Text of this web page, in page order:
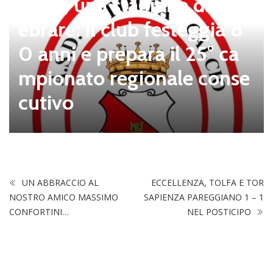
ebrare: il club festeggia 8
0 anni e prepara il 25° ca
mpionato regionale conse
cutivo
UN ABBRACCIO AL
NOSTRO AMICO MASSIMO
CONFORTINI…
ECCELLENZA, TOLFA E TOR
SAPIENZA PAREGGIANO 1 – 1
NEL POSTICIPO